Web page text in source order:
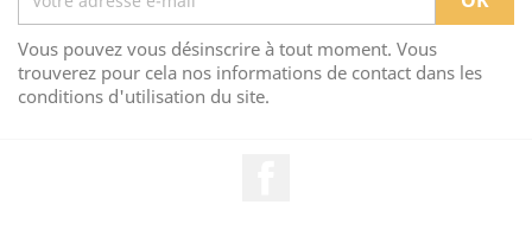
Vous pouvez vous désinscrire à tout moment. Vous
trouverez pour cela nos informations de contact dans les
conditions d'utilisation du site.